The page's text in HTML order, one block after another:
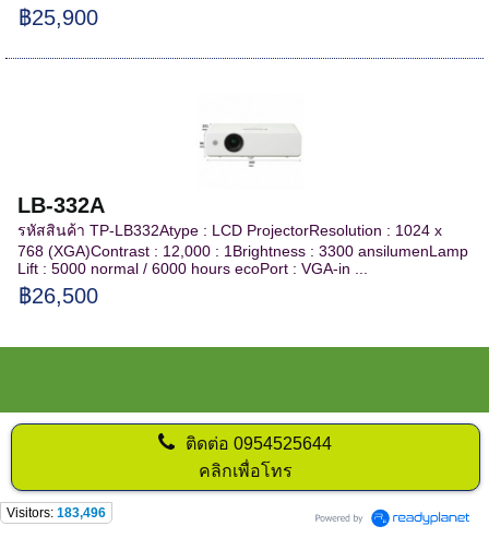
฿25,900
LB-332A
รหัสสินค้า TP-LB332Atype : LCD ProjectorResolution : 1024 x
768 (XGA)Contrast : 12,000 : 1Brightness : 3300 ansilumenLamp
Lift : 5000 normal / 6000 hours ecoPort : VGA-in ...
฿26,500
ติดต่อ0954525644
คลิกเพื่อโทร
Visitors: 183,496